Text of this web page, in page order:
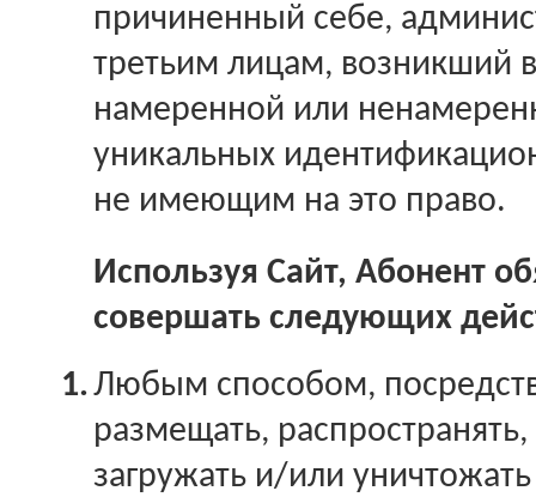
причиненный себе,
третьим лицам, возникший
намеренной или
уникальных
не имеющим на это право.
Используя Сайт, Абонент
совершать следующих
1.Любым способом,
размещать, распространять,
загружать и/или